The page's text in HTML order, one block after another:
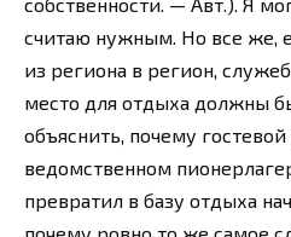
считаю нужным. Но все же,
из региона в регион,
место для отдыха должны
объяснить, почему
ведомственном
превратил в базу отдыха